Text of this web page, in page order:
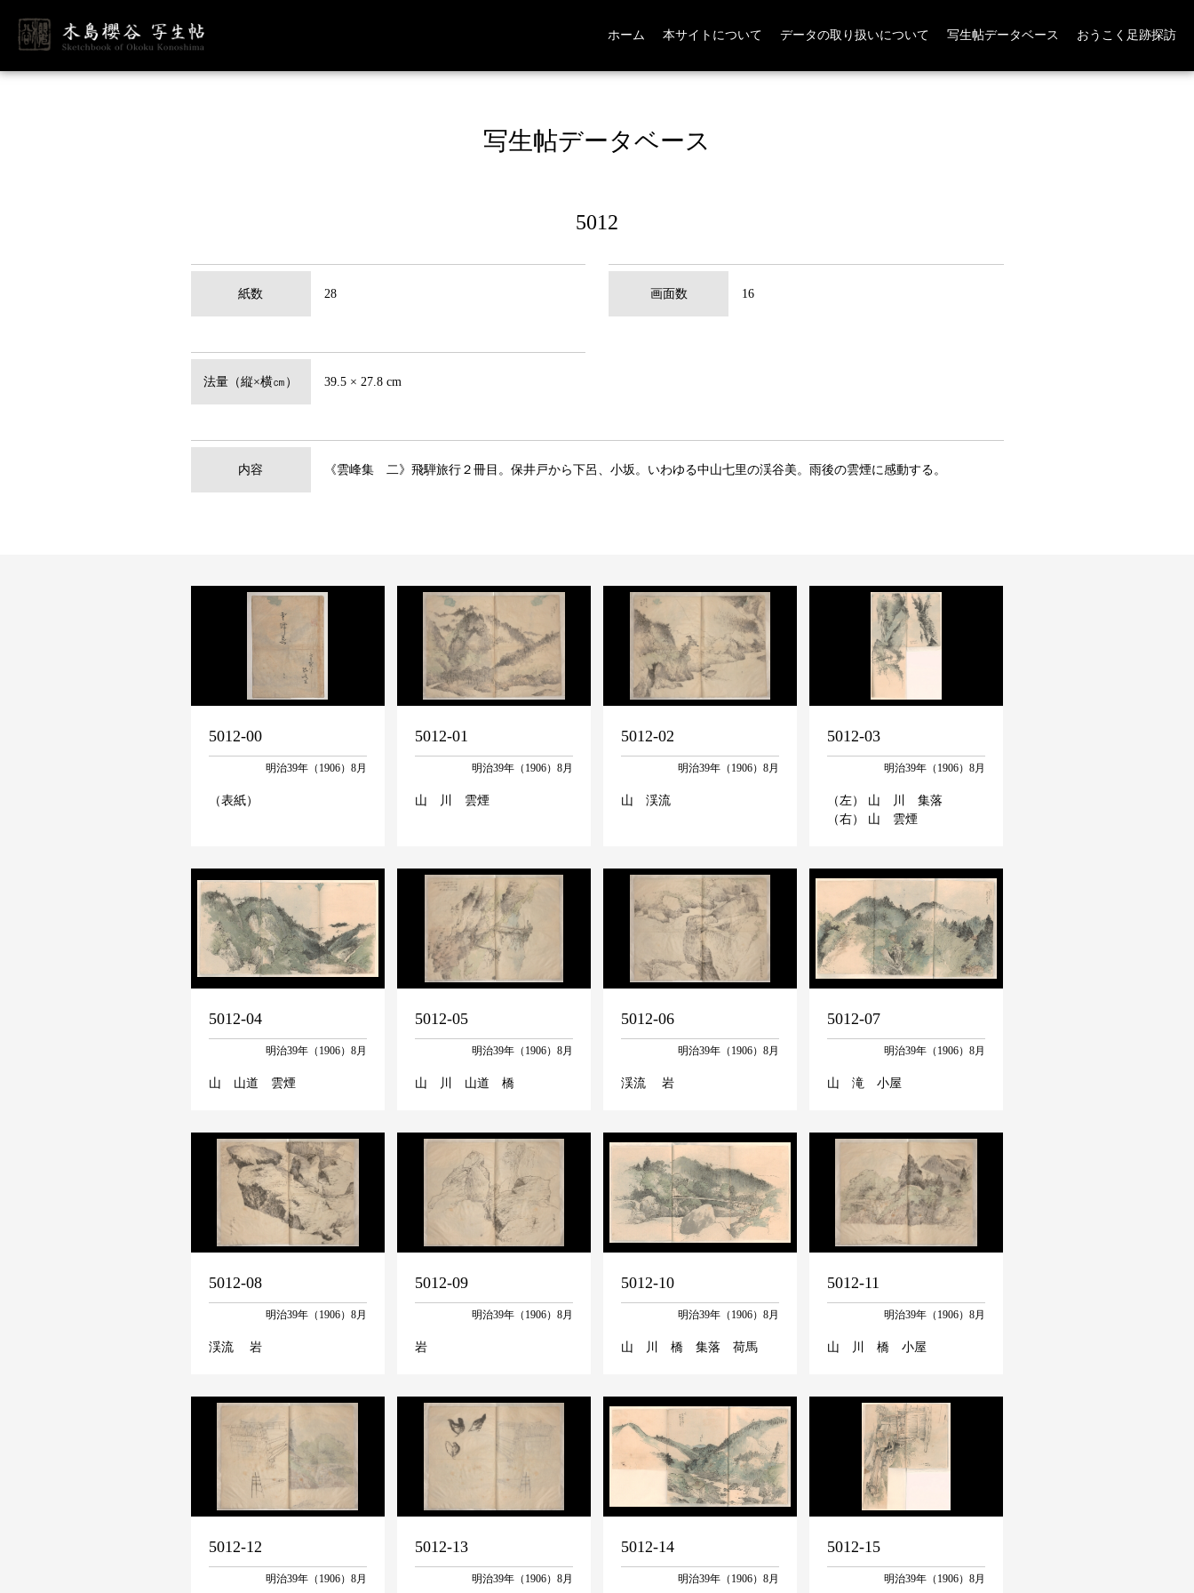
ホーム 本サイトについて データの取り扱いについて 写生帖データベース おうこく足跡探訪
写生帖データベース
5012
紙数 28 画面数 16
法量（縦×横㎝） 39.5 × 27.8 cm
内容 《雲峰集 二》飛騨旅行２冊目。保井戸から下呂、小坂。いわゆる中山七里の渓谷美。雨後の雲煙に感動する。
5012-00
明治39年（1906）8月
（表紙）
5012-01
明治39年（1906）8月
山 川 雲煙
5012-02
明治39年（1906）8月
山 渓流
5012-03
明治39年（1906）8月
（左） 山 川 集落
（右） 山 雲煙
5012-04
明治39年（1906）8月
山 山道 雲煙
5012-05
明治39年（1906）8月
山 川 山道 橋
5012-06
明治39年（1906）8月
渓流 岩
5012-07
明治39年（1906）8月
山 滝 小屋
5012-08
明治39年（1906）8月
渓流 岩
5012-09
明治39年（1906）8月
岩
5012-10
明治39年（1906）8月
山 川 橋 集落 荷馬
5012-11
明治39年（1906）8月
山 川 橋 小屋
5012-12
明治39年（1906）8月
5012-13
明治39年（1906）8月
5012-14
明治39年（1906）8月
5012-15
明治39年（1906）8月